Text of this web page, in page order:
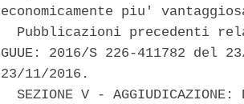
economicamente piu'
Pubblicazioni precedenti
GUUE: 2016/S 226-411782
23/11/2016.
SEZIONE V - AGGIUDICAZIONE: